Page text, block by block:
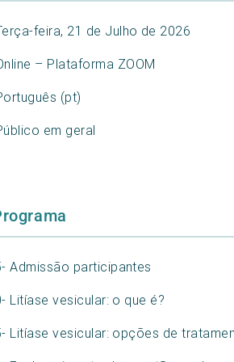
feira, 21 de Julho de 2026
– Plataforma ZOOM
(pt)
em geral
Admissão participantes
Litíase vesicular: o que é?
Litíase vesicular: opções de